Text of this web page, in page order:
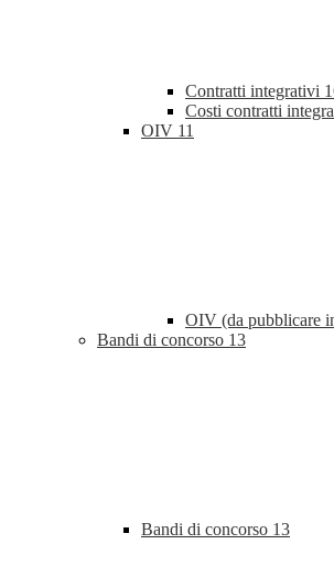
Contratti integrativi
Costi contratti
OIV 11
OIV (da pubblicare
Bandi di concorso 13
Bandi di concorso 13